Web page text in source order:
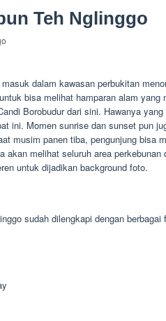
Teh Nglinggo
dalam kawasan perbukitan
bisa melihat hamparan alam
Borobudur dari sini. Hawanya
ini. Momen sunrise dan sunset pun
musim panen tiba, pengunjung bisa
akan melihat seluruh area
untuk dijadikan background foto.
sudah dilengkapi dengan